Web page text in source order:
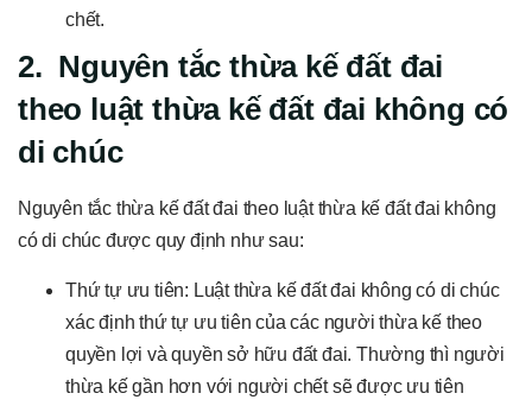
chết.
2. Nguyên tắc thừa kế đất đai
theo luật thừa kế đất đai không có
di chúc
Nguyên tắc thừa kế đất đai theo luật thừa kế đất đai không
có di chúc được quy định như sau:
Thứ tự ưu tiên: Luật thừa kế đất đai không có di chúc
xác định thứ tự ưu tiên của các người thừa kế theo
quyền lợi và quyền sở hữu đất đai. Thường thì người
thừa kế gần hơn với người chết sẽ được ưu tiên